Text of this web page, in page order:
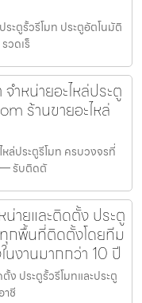
ะตูรั้วรีโมท ประตูอัตโนมัติ
วดเร็
จำหน่ายอะไหล่ประตู
ร้านขายอะไหล่
หล่ประตูรีโมท ครบวงจรที่
— รับติดตั
น่ายและติดตั้ง ประตู
ทุกพื้นที่ติดตั้งโดยทีม
งานมากกว่า 10 ปี
ง ประตูรั้วรีโมทและประตู
ชี